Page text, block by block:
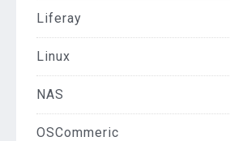
Liferay
Linux
NAS
OSCommeric